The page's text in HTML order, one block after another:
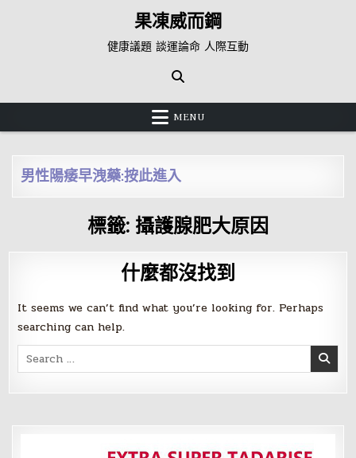
果凍威而鋼
健康議題 談運論命 人際互動
MENU
男性陽痿早洩藥:按此進入
標籤: 攝護腺肥大原因
什麼都沒找到
It seems we can’t find what you’re looking for. Perhaps
searching can help.
Search
for: